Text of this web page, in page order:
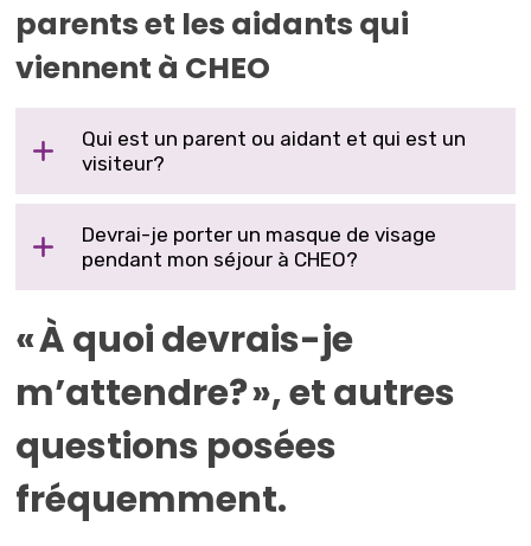
parents et les aidants qui
viennent à CHEO
Qui est un parent ou aidant et qui est un
visiteur?
Devrai-je porter un masque de visage
pendant mon séjour à CHEO?
« À quoi devrais-je
m’attendre? », et autres
questions posées
fréquemment.